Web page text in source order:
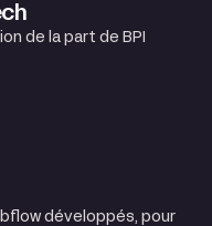
de la part de BPI
développés, pour